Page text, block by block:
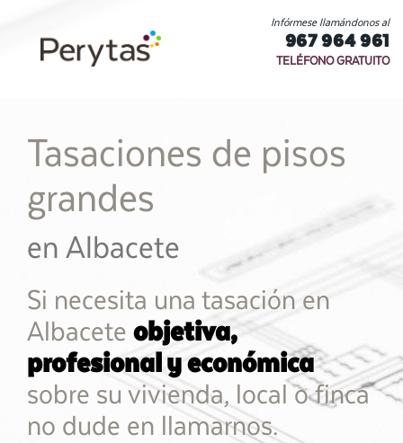
Infórmese llamándonos al
967 964 961
TELÉFONO GRATUITO
Tasaciones de pisos
grandes
en Albacete
Si necesita una tasación en
Albacete objetiva,
profesional y económica
sobre su vivienda, local o finca
no dude en llamarnos.